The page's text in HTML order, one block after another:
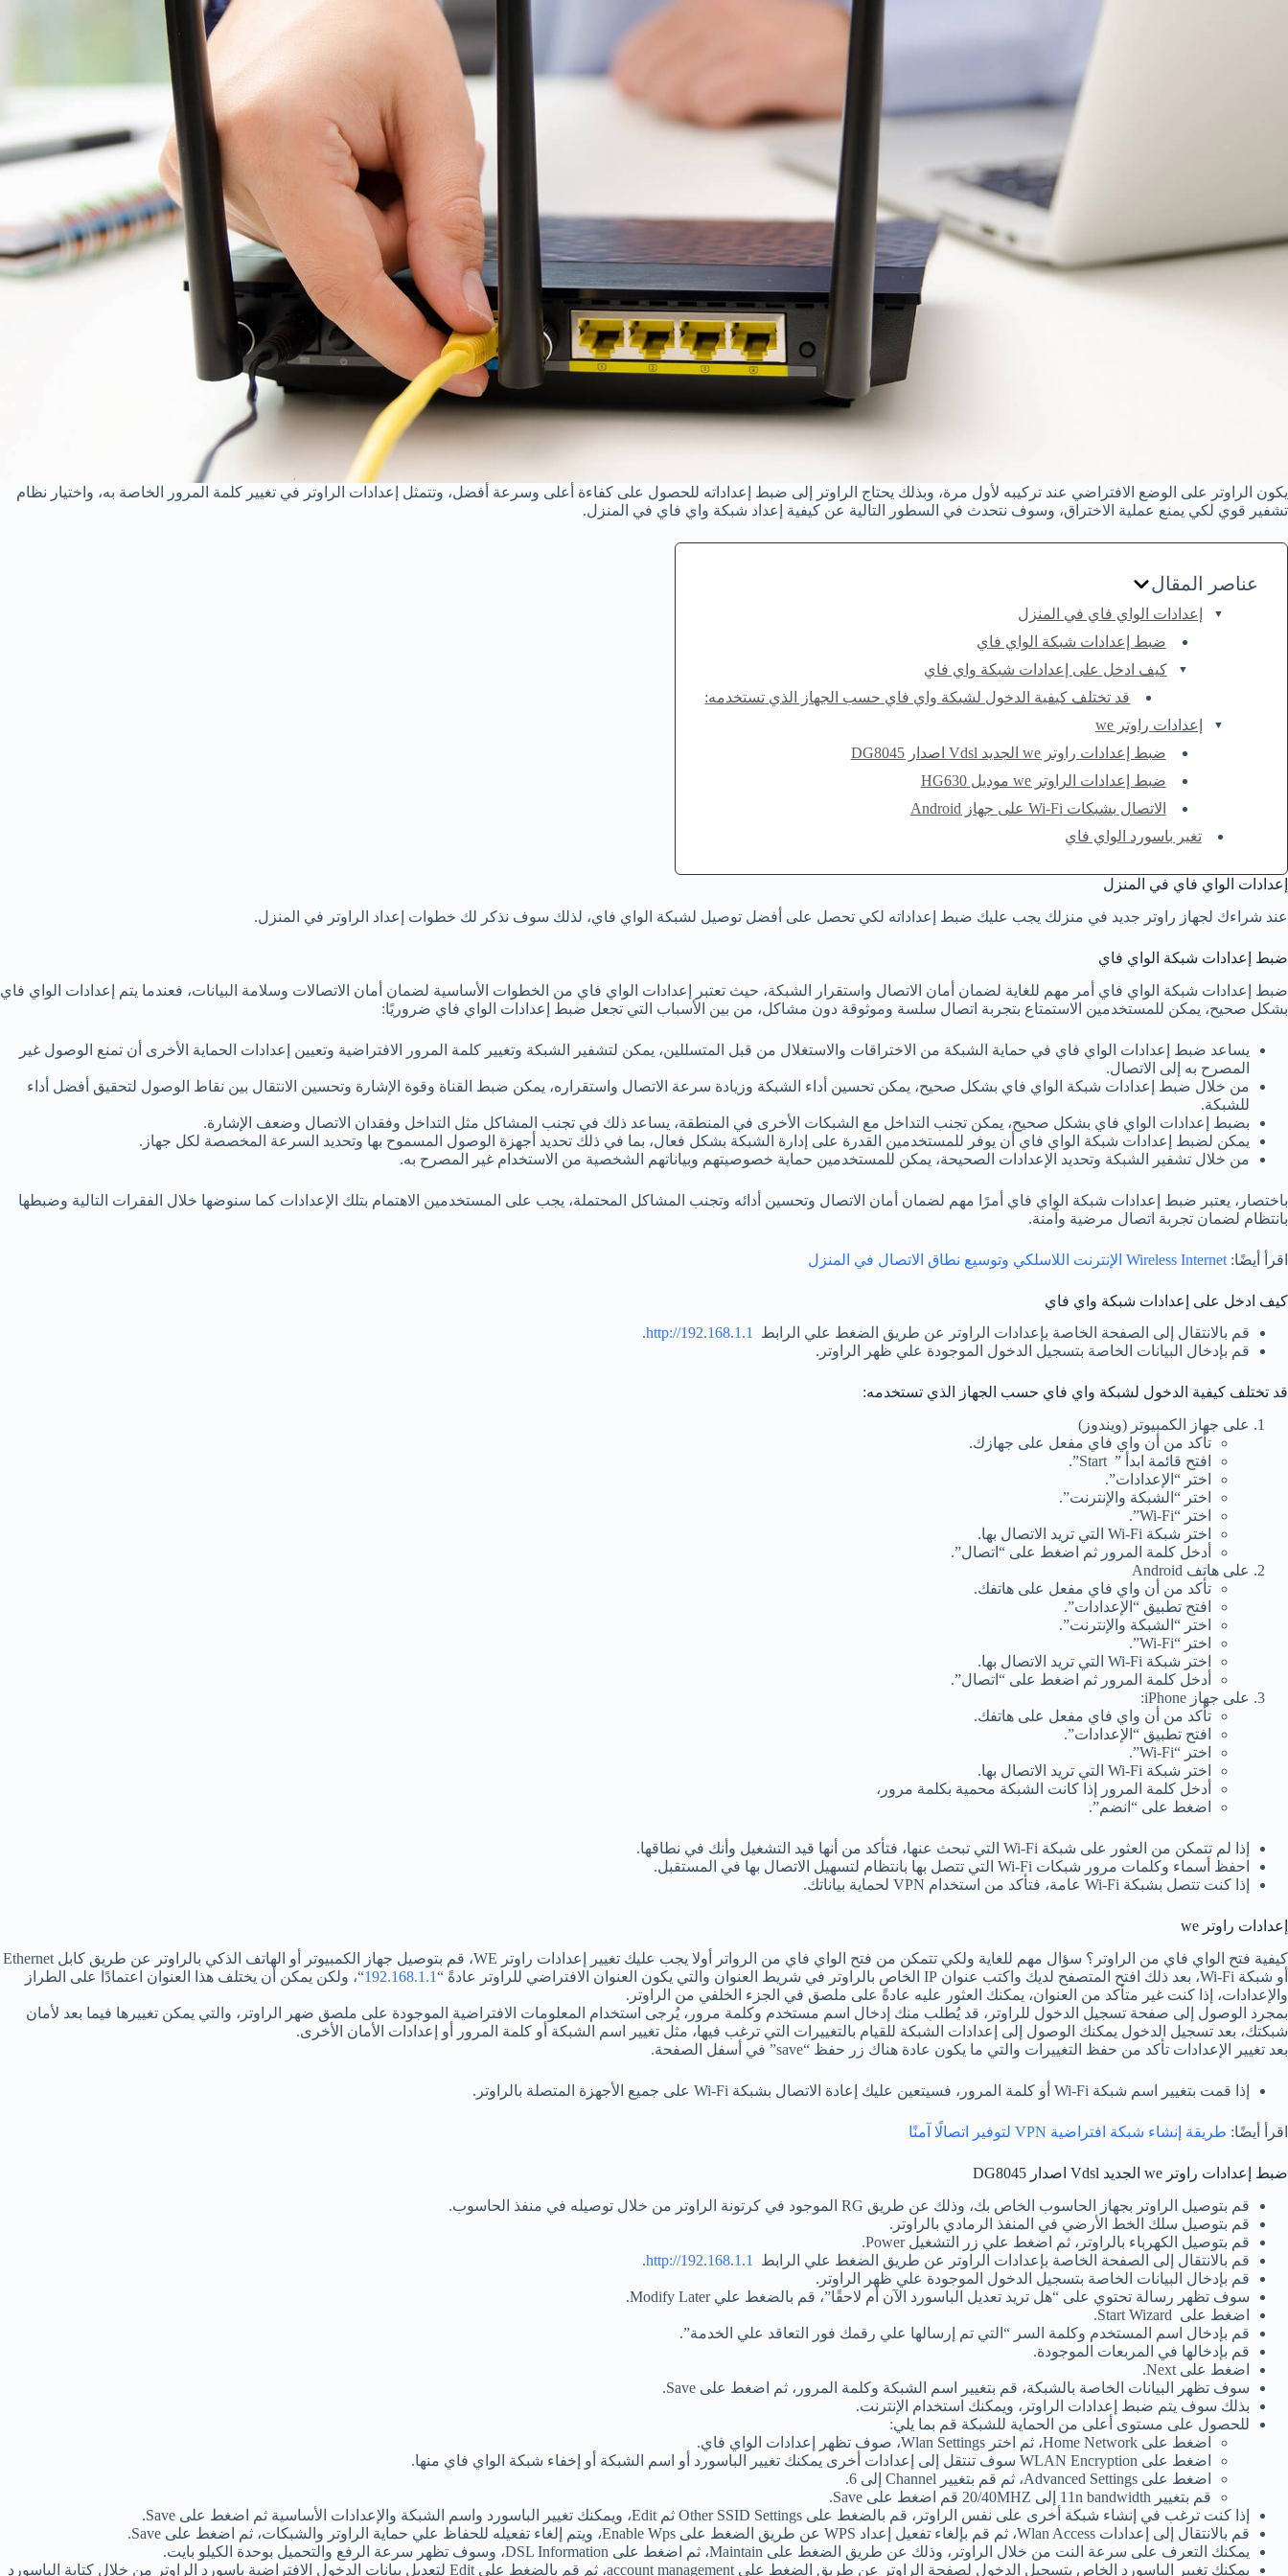
يكون الراوتر على الوضع الافتراضي عند تركيبه لأول مرة، وبذلك يحتاج الراوتر إلى ضبط إعداداته للحصول على كفاءة أعلى وسرعة أفضل، وتتمثل إعدادات الراوتر في تغيير كلمة المرور الخاصة به، واختيار نظام
تشفير قوي لكي يمنع عملية الاختراق، وسوف نتحدث في السطور التالية عن كيفية إعداد شبكة واي فاي في المنزل.
عناصر المقال
إعدادات الواي فاي في المنزل
ضبط إعدادات شبكة الواي فاي
كيف ادخل على إعدادات شبكة واي فاي
قد تختلف كيفية الدخول لشبكة واي فاي حسب الجهاز الذي تستخدمه:
إعدادات راوتر we
ضبط إعدادات راوتر we الجديد Vdsl اصدار DG8045
ضبط إعدادات الراوتر we موديل HG630
الاتصال بشبكات Wi-Fi على جهاز Android
تغير باسورد الواي فاي
إعدادات الواي فاي في المنزل
عند شراءك لجهاز راوتر جديد في منزلك يجب عليك ضبط إعداداته لكي تحصل على أفضل توصيل لشبكة الواي فاي، لذلك سوف نذكر لك خطوات إعداد الراوتر في المنزل.
ضبط إعدادات شبكة الواي فاي
ضبط إعدادات شبكة الواي فاي أمر مهم للغاية لضمان أمان الاتصال واستقرار الشبكة، حيث تعتبر إعدادات الواي فاي من الخطوات الأساسية لضمان أمان الاتصالات وسلامة البيانات، فعندما يتم إعدادات الواي فاي
بشكل صحيح، يمكن للمستخدمين الاستمتاع بتجربة اتصال سلسة وموثوقة دون مشاكل، من بين الأسباب التي تجعل ضبط إعدادات الواي فاي ضروريًا:
يساعد ضبط إعدادات الواي فاي في حماية الشبكة من الاختراقات والاستغلال من قبل المتسللين، يمكن لتشفير الشبكة وتغيير كلمة المرور الافتراضية وتعيين إعدادات الحماية الأخرى أن تمنع الوصول غير
المصرح به إلى الاتصال.
من خلال ضبط إعدادات شبكة الواي فاي بشكل صحيح، يمكن تحسين أداء الشبكة وزيادة سرعة الاتصال واستقراره، يمكن ضبط القناة وقوة الإشارة وتحسين الانتقال بين نقاط الوصول لتحقيق أفضل أداء
للشبكة.
بضبط إعدادات الواي فاي بشكل صحيح، يمكن تجنب التداخل مع الشبكات الأخرى في المنطقة، يساعد ذلك في تجنب المشاكل مثل التداخل وفقدان الاتصال وضعف الإشارة.
يمكن لضبط إعدادات شبكة الواي فاي أن يوفر للمستخدمين القدرة على إدارة الشبكة بشكل فعال، بما في ذلك تحديد أجهزة الوصول المسموح بها وتحديد السرعة المخصصة لكل جهاز.
من خلال تشفير الشبكة وتحديد الإعدادات الصحيحة، يمكن للمستخدمين حماية خصوصيتهم وبياناتهم الشخصية من الاستخدام غير المصرح به.
باختصار، يعتبر ضبط إعدادات شبكة الواي فاي أمرًا مهم لضمان أمان الاتصال وتحسين أدائه وتجنب المشاكل المحتملة، يجب على المستخدمين الاهتمام بتلك الإعدادات كما سنوضها خلال الفقرات التالية وضبطها
بانتظام لضمان تجربة اتصال مرضية وآمنة.
اقرأ أيضًا: Wireless Internet الإنترنت اللاسلكي وتوسيع نطاق الاتصال في المنزل
كيف ادخل على إعدادات شبكة واي فاي
قم بالانتقال إلى الصفحة الخاصة بإعدادات الراوتر عن طريق الضغط علي الرابط
http://192.168.1.1
.
قم بإدخال البيانات الخاصة بتسجيل الدخول الموجودة علي ظهر الراوتر.
قد تختلف كيفية الدخول لشبكة واي فاي حسب الجهاز الذي تستخدمه:
على جهاز الكمبيوتر (ويندوز)
تأكد من أن واي فاي مفعل على جهازك.
افتح قائمة ابدأ ” Start”.
اختر “الإعدادات”.
اختر “الشبكة والإنترنت”.
اختر “Wi-Fi”.
اختر شبكة Wi-Fi التي تريد الاتصال بها.
أدخل كلمة المرور ثم اضغط على “اتصال”.
على هاتف Android
تأكد من أن واي فاي مفعل على هاتفك.
افتح تطبيق “الإعدادات”.
اختر “الشبكة والإنترنت”.
اختر “Wi-Fi”.
اختر شبكة Wi-Fi التي تريد الاتصال بها.
أدخل كلمة المرور ثم اضغط على “اتصال”.
على جهاز iPhone:
تأكد من أن واي فاي مفعل على هاتفك.
افتح تطبيق “الإعدادات”.
اختر “Wi-Fi”.
اختر شبكة Wi-Fi التي تريد الاتصال بها.
أدخل كلمة المرور إذا كانت الشبكة محمية بكلمة مرور،
اضغط على “انضم”.
إذا لم تتمكن من العثور على شبكة Wi-Fi التي تبحث عنها، فتأكد من أنها قيد التشغيل وأنك في نطاقها.
احفظ أسماء وكلمات مرور شبكات Wi-Fi التي تتصل بها بانتظام لتسهيل الاتصال بها في المستقبل.
إذا كنت تتصل بشبكة Wi-Fi عامة، فتأكد من استخدام VPN لحماية بياناتك.
إعدادات راوتر we
كيفية فتح الواي فاي من الراوتر؟ سؤال مهم للغاية ولكي تتمكن من فتح الواي فاي من الرواتر أولا يجب عليك تغيير إعدادات راوتر WE، قم بتوصيل جهاز الكمبيوتر أو الهاتف الذكي بالراوتر عن طريق كابل Ethernet
أو شبكة Wi-Fi، بعد ذلك افتح المتصفح لديك واكتب عنوان IP الخاص بالراوتر في شريط العنوان والتي يكون العنوان الافتراضي للراوتر عادةً “
192.168.1.1“، ولكن يمكن أن يختلف هذا العنوان اعتمادًا على الطراز
والإعدادات، إذا كنت غير متأكد من العنوان، يمكنك العثور عليه عادةً على ملصق في الجزء الخلفي من الراوتر.
بمجرد الوصول إلى صفحة تسجيل الدخول للراوتر، قد يُطلب منك إدخال اسم مستخدم وكلمة مرور، يُرجى استخدام المعلومات الافتراضية الموجودة على ملصق ضهر الراوتر، والتي يمكن تغييرها فيما بعد لأمان
شبكتك، بعد تسجيل الدخول يمكنك الوصول إلى إعدادات الشبكة للقيام بالتغييرات التي ترغب فيها، مثل تغيير اسم الشبكة أو كلمة المرور أو إعدادات الأمان الأخرى.
بعد تغيير الإعدادات تأكد من حفظ التغييرات والتي ما يكون عادة هناك زر حفظ “save” في أسفل الصفحة.
إذا قمت بتغيير اسم شبكة Wi-Fi أو كلمة المرور، فسيتعين عليك إعادة الاتصال بشبكة Wi-Fi على جميع الأجهزة المتصلة بالراوتر.
اقرأ أيضًا: طريقة إنشاء شبكة افتراضية VPN لتوفير اتصالًا آمنًا
ضبط إعدادات راوتر we الجديد Vdsl اصدار DG8045
قم بتوصيل الراوتر بجهاز الحاسوب الخاص بك، وذلك عن طريق RG الموجود في كرتونة الراوتر من خلال توصيله في منفذ الحاسوب.
قم بتوصيل سلك الخط الأرضي في المنفذ الرمادي بالراوتر.
قم بتوصيل الكهرباء بالراوتر، ثم اضغط علي زر التشغيل Power.
قم بالانتقال إلى الصفحة الخاصة بإعدادات الراوتر عن طريق الضغط علي الرابط
http://192.168.1.1
.
قم بإدخال البيانات الخاصة بتسجيل الدخول الموجودة علي ظهر الراوتر.
سوف تظهر رسالة تحتوي على “هل تريد تعديل الباسورد الآن أم لاحقًا”، قم بالضغط علي Modify Later.
اضغط على Start Wizard.
قم بإدخال اسم المستخدم وكلمة السر “التي تم إرسالها علي رقمك فور التعاقد علي الخدمة”.
قم بإدخالها في المربعات الموجودة.
اضغط على Next.
سوف تظهر البيانات الخاصة بالشبكة، قم بتغيير اسم الشبكة وكلمة المرور، ثم اضغط على Save.
بذلك سوف يتم ضبط إعدادات الراوتر، ويمكنك استخدام الإنترنت.
للحصول على مستوى أعلى من الحماية للشبكة قم بما يلي:
اضغط على Home Network، ثم اختر Wlan Settings، صوف تظهر إعدادات الواي فاي.
اضغط على WLAN Encryption سوف تنتقل إلى إعدادات أخرى يمكنك تغيير الباسورد أو اسم الشبكة أو إخفاء شبكة الواي فاي منها.
اضغط على Advanced Settings، ثم قم بتغيير Channel إلى 6.
قم بتغيير 11n bandwidth إلى 20/40MHZ قم اضغط على Save.
إذا كنت ترغب في إنشاء شبكة أخرى على نفس الراوتر، قم بالضغط على Other SSID Settings ثم Edit، ويمكنك تغيير الباسورد واسم الشبكة والإعدادات الأساسية ثم اضغط على Save.
قم بالانتقال إلى إعدادات Wlan Access، ثم قم بإلغاء تفعيل إعداد WPS عن طريق الضغط على Enable Wps، ويتم إلغاء تفعيله للحفاظ علي حماية الراوتر والشبكات، ثم اضغط على Save.
يمكنك التعرف على سرعة النت من خلال الراوتر، وذلك عن طريق الضغط على Maintain، ثم اضغط على DSL Information، وسوف تظهر سرعة الرفع والتحميل بوحدة الكيلو بايت.
يمكنك تغيير الباسورد الخاص بتسجيل الدخول لصفحة الراوتر عن طريق الضغط على account management، ثم قم بالضغط على Edit لتعديل بيانات الدخول الافتراضية باسورد الراوتر من خلال كتابة الباسورد